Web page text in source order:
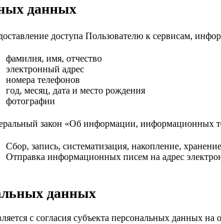
данных
доступа Пользователю к сервисам,
фамилия, имя, отчество
электронный адрес
номера телефонов
год, месяц, дата и место рождения
фотографии
закон «Об информации, информационных
Сбор, запись, систематизация, накопление,
Отправка информационных писем на адрес
данных
с согласия субъекта персональных данных на